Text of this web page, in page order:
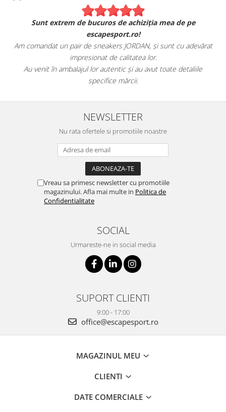
Sunt extrem de bucuros de achiziția mea de pe
escapesport.ro!
Am comandat un pair de sneakers JORDAN, și sunt cu adevărat
impresionat de calitatea lor.
Au venit în ambalajul lor autentic și au avut toate detaliile
specifice mărcii.
NEWSLETTER
Nu rata ofertele si promotiile noastre
Vreau sa primesc newsletter cu promotiile
magazinului. Afla mai multe in Politica de
Confidentialitate
SOCIAL
Urmareste-ne in social media
SUPORT CLIENTI
9:00 - 17:00
office@escapesport.ro
MAGAZINUL MEU
CLIENTI
DATE COMERCIALE